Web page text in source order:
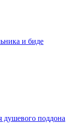
и биде
поддона